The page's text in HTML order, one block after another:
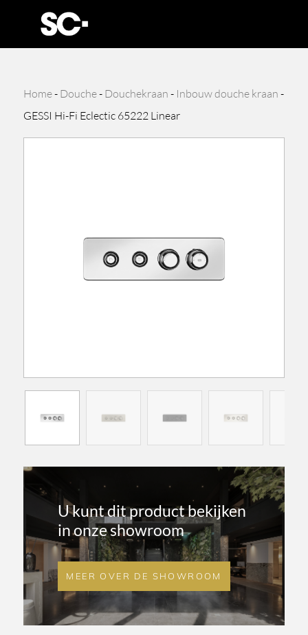
Home- Douche- Douchekraan - Inbouw douche kraan -
GESSI Hi-Fi Eclectic 65222 Linear
U kunt dit product bekijken
in onze showroom
MEER OVER DE SHOWROOM